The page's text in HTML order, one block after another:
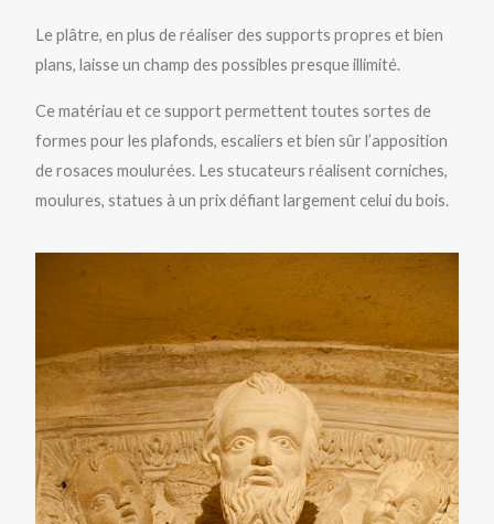
Le plâtre, en plus de réaliser des supports propres et bien
plans, laisse un champ des possibles presque illimité.
Ce matériau et ce support permettent toutes sortes de
formes pour les plafonds, escaliers et bien sûr l’apposition
de rosaces moulurées. Les stucateurs réalisent corniches,
moulures, statues à un prix défiant largement celui du bois.